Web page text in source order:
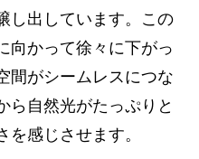
し出しています。この
向かって徐々に下がっ
間がシームレスにつな
ら自然光がたっぷりと
感じさせます。